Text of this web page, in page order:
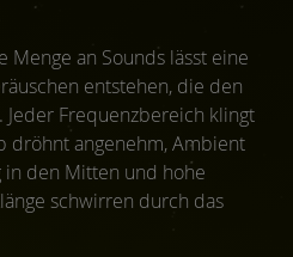
Menge an Sounds lässt eine
entstehen, die den
Frequenzbereich klingt
dröhnt angenehm, Ambient
in den Mitten und hohe
schwirren durch das